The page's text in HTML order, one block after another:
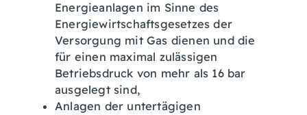
Energieanlagen im Sinne des
Energiewirtschaftsgesetzes der
Versorgung mit Gas dienen und die
für einen maximal zulässigen
Betriebsdruck von mehr als 16 bar
ausgelegt sind,
Anlagen der untertägigen